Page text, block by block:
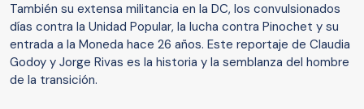
También su extensa militancia en la DC, los convulsionados
días contra la Unidad Popular, la lucha contra Pinochet y su
entrada a la Moneda hace 26 años. Este reportaje de Claudia
Godoy y Jorge Rivas es la historia y la semblanza del hombre
de la transición.